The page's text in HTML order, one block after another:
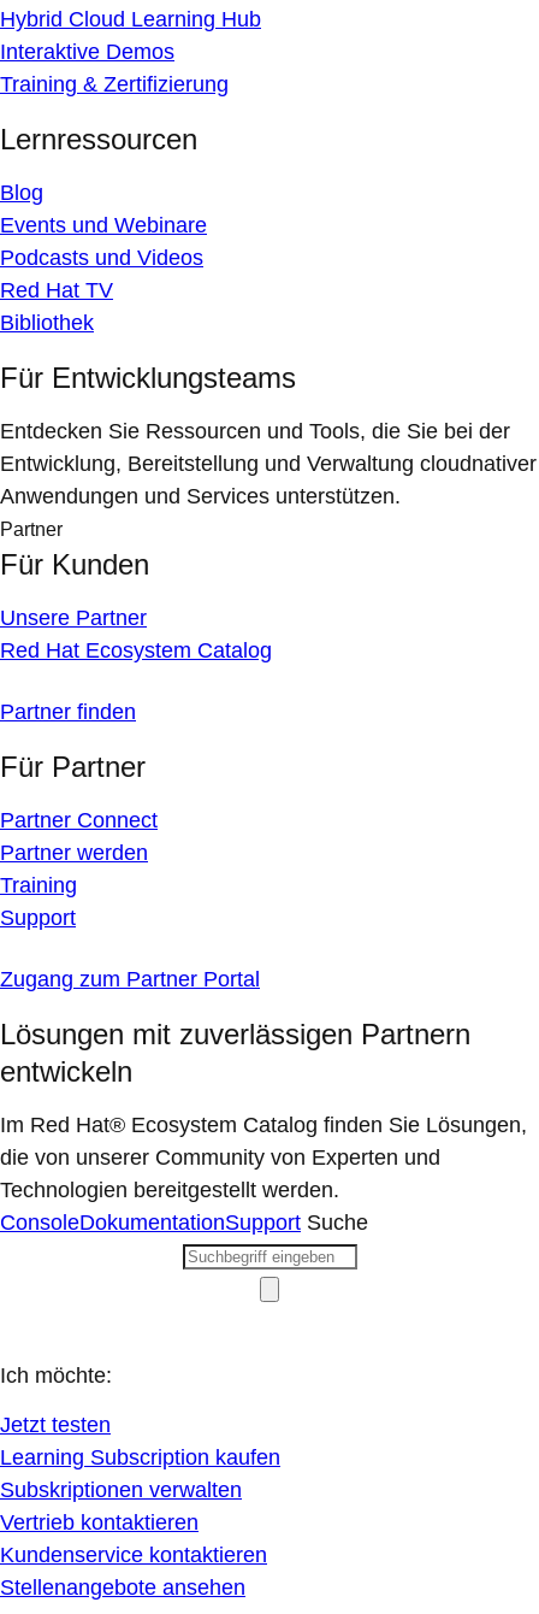
Hybrid Cloud Learning Hub
Interaktive Demos
Training & Zertifizierung
Lernressourcen
Blog
Events und Webinare
Podcasts und Videos
Red Hat TV
Bibliothek
Für Entwicklungsteams
Entdecken Sie Ressourcen und Tools, die Sie bei der
Entwicklung, Bereitstellung und Verwaltung cloudnativer
Anwendungen und Services unterstützen.
Partner
Für Kunden
Unsere Partner
Red Hat Ecosystem Catalog
Partner finden
Für Partner
Partner Connect
Partner werden
Training
Support
Zugang zum Partner Portal
Lösungen mit zuverlässigen Partnern
entwickeln
Im Red Hat® Ecosystem Catalog finden Sie Lösungen,
die von unserer Community von Experten und
Technologien bereitgestellt werden.
ConsoleDokumentationSupport Suche
Ich möchte:
Jetzt testen
Learning Subscription kaufen
Subskriptionen verwalten
Vertrieb kontaktieren
Kundenservice kontaktieren
Stellenangebote ansehen